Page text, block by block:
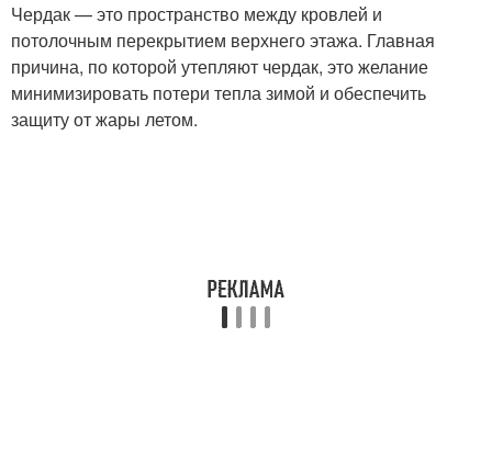
Чердак — это пространство между кровлей и
потолочным перекрытием верхнего этажа. Главная
причина, по которой утепляют чердак, это желание
минимизировать потери тепла зимой и обеспечить
защиту от жары летом.